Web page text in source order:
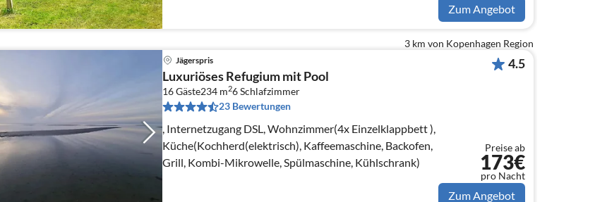
Zum Angebot
3 km von Kopenhagen Region
Jägerspris
Luxuriöses Refugium mit Pool
16 Gäste234 m26Schlafzimmer
23 Bewertungen
, Internetzugang DSL, Wohnzimmer(4x Einzelklappbett ),
Küche(Kochherd(elektrisch), Kaffeemaschine, Backofen,
Grill, Kombi-Mikrowelle, Spülmaschine, Kühlschrank)
4.5
Preise ab
173€
pro Nacht
Zum Angebot